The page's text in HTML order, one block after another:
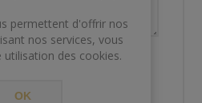
permettent d'offrir nos
nos services, vous
utilisation des cookies.
OK